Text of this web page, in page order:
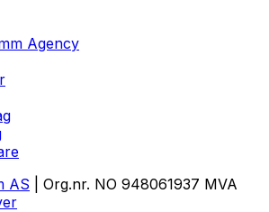
Agency
AS | Org.nr. NO 948061937 MVA